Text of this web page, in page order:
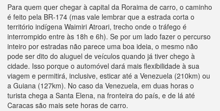
Para quem quer chegar à capital da Roraima de carro, o caminho
é feito pela BR-174 (mas vale lembrar que a estrada corta o
território indígena Waimiri Atroari, trecho onde o tráfego é
interrompido entre às 18h e 6h). Se por um lado fazer o percurso
inteiro por estradas não parece uma boa ideia, o mesmo não
pode ser dito do aluguel de veículos quando já tiver chego à
cidade. Isso porque o automóvel dará mais flexibilidade à sua
viagem e permitirá, inclusive, esticar até a Venezuela (210km) ou
a Guiana (127km). No caso da Venezuela, em duas horas o
turista chega a Santa Elena, na fronteira do país, e de lá até
Caracas são mais sete horas de carro.